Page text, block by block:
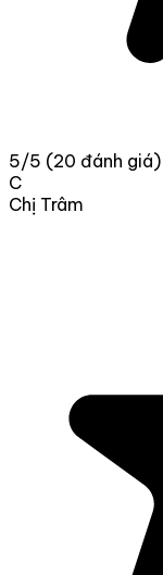
5/5 (20 đánh giá)
C
Chị Trâm